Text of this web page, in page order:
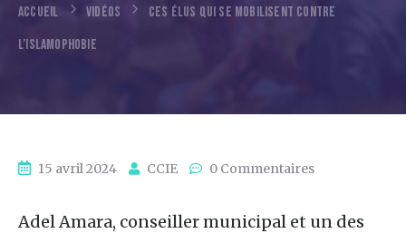
ACCUEIL VIDÉOS
CES ÉLUS QUI SE MOBILISENT CONTRE
L’ISLAMOPHOBIE
15 avril 2024 CCIE 0 Commentaires
Adel Amara, conseiller municipal et un des